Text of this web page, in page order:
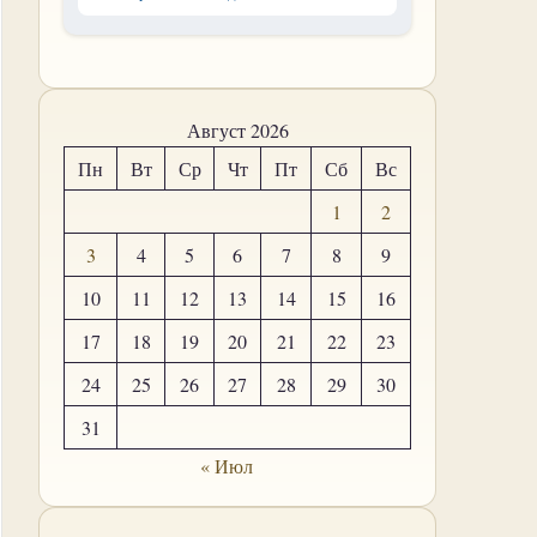
Август 2026
Пн
Вт Ср Чт Пт Сб
Вс
1
2
3
4 5 6 7 8
9
10
11 12 13 14 15
16
17
18 19 20 21 22
23
24
25 26 27 28 29
30
31
« Июл